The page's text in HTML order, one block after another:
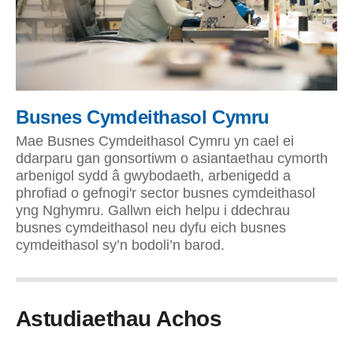
Busnes Cymdeithasol Cymru
Mae Busnes Cymdeithasol Cymru yn cael ei
ddarparu gan gonsortiwm o asiantaethau cymorth
arbenigol sydd â gwybodaeth, arbenigedd a
phrofiad o gefnogi'r sector busnes cymdeithasol
yng Nghymru. Gallwn eich helpu i ddechrau
busnes cymdeithasol neu dyfu eich busnes
cymdeithasol sy’n bodoli’n barod.
Astudiaethau Achos